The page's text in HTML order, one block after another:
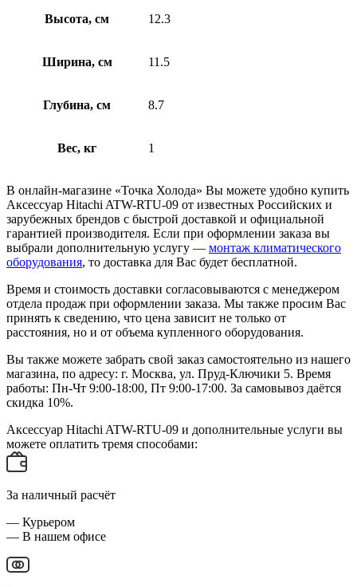
Высота, см 12.3
Ширина, см 11.5
Глубина, см 8.7
Вес, кг 1
В онлайн-магазине «Точка Холода» Вы можете удобно купить
Аксессуар Hitachi ATW-RTU-09 от известных Российских и
зарубежных брендов с быстрой доставкой и официальной
гарантией производителя. Если при оформлении заказа вы
выбрали дополнительную услугу — монтаж климатического
оборудования, то доставка для Вас будет бесплатной.
Время и стоимость доставки согласовываются с менеджером
отдела продаж при оформлении заказа. Мы также просим Вас
принять к сведению, что цена зависит не только от
расстояния, но и от объема купленного оборудования.
Вы также можете забрать свой заказ самостоятельно из нашего
магазина, по адресу: г. Москва, ул. Пруд-Ключики 5. Время
работы: Пн-Чт 9:00-18:00, Пт 9:00-17:00. За самовывоз даётся
скидка 10%.
Аксессуар Hitachi ATW-RTU-09 и дополнительные услуги вы
можете оплатить тремя способами:
За наличный расчёт
— Курьером
— В нашем офисе